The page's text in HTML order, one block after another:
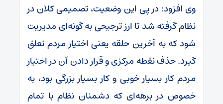
وی افزود: در پی این وضعیت، تصمیمی کلان در
نظام گرفته شد تا ارز ترجیحی به گونه‌ای مدیریت
شود که به آخرین حلقه یعنی اختیار مردم تعلق
گیرد. حذف نقطه مرکزی و قرار دادن آن در اختیار
مردم کار بسیار خوبی و کار بسیار بزرگی بود، به
خصوص در برهه‌ای که دشمنان نظام با تمام